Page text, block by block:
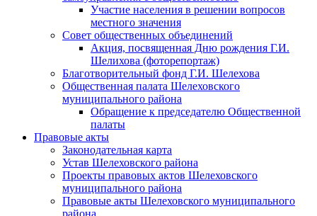
Участие населения в решении вопросов
местного значения
Совет общественных объединений
Акция, посвященная Дню рождения Г.И.
Шелихова (фоторепортаж)
Благотворительный фонд Г.И. Шелехова
Общественная палата Шелеховского
муниципального района
Обращение к председателю Общественной
палаты
Правовые акты
Законодательная карта
Устав Шелеховского района
Проекты правовых актов Шелеховского
муниципального района
Правовые акты Шелеховского муниципального
района